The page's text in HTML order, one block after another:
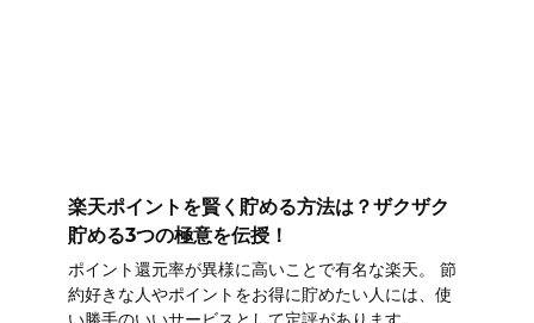
楽天ポイントを賢く貯める方法は？ザクザク
貯める3つの極意を伝授！
ポイント還元率が異様に高いことで有名な楽天。 節
約好きな人やポイントをお得に貯めたい人には、使